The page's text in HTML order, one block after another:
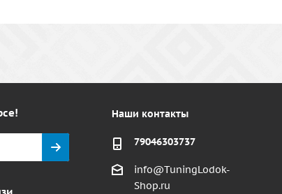
Наши контакты
79046303737
info@TuningLodok-
Shop.ru